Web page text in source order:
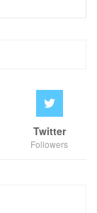
Twitter
Followers